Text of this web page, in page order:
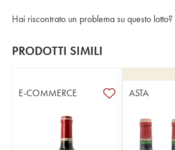
Hai riscontrato un problema su questo lotto?
PRODOTTI SIMILI
E-COMMERCE ASTA